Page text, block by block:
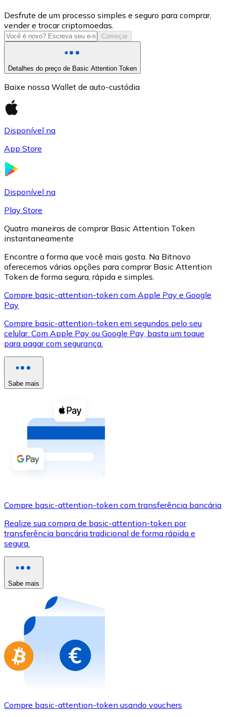
USDC
Ver tudo
Cupons cripto
Compre criptomoedas com dinheiro e outros
Transferência SEPA
Comprar com transferência bancária
Comprar com cartão
Loja - Cartões-presente
Novo
Compre cartões-presente das suas marcas favoritas
Ir para a loja de cartões-presente
Desfrute de um processo simples e seguro para comprar,
vender e trocar criptomoedas.
Começar
Detalhes do preço de Basic Attention Token
Baixe nossa Wallet de auto-custódia
Disponível na
App Store
Disponível na
Play Store
Quatro maneiras de comprar Basic Attention Token
instantaneamente
Encontre a forma que você mais gosta. Na Bitnovo
oferecemos várias opções para comprar Basic Attention
Token de forma segura, rápida e simples.
Compre basic-attention-token com Apple Pay e Google
Pay
Compre basic-attention-token em segundos pelo seu
celular. Com Apple Pay ou Google Pay, basta um toque
para pagar com segurança.
Sabe mais
Compre basic-attention-token com transferência bancária
Realize sua compra de basic-attention-token por
transferência bancária tradicional de forma rápida e
segura.
Sabe mais
Compre basic-attention-token usando vouchers